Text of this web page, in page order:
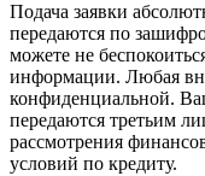
Подача заявки
передаются по
можете не
информации. Любая
конфиденциальной.
передаются третьим
рассмотрения
условий по кредиту.